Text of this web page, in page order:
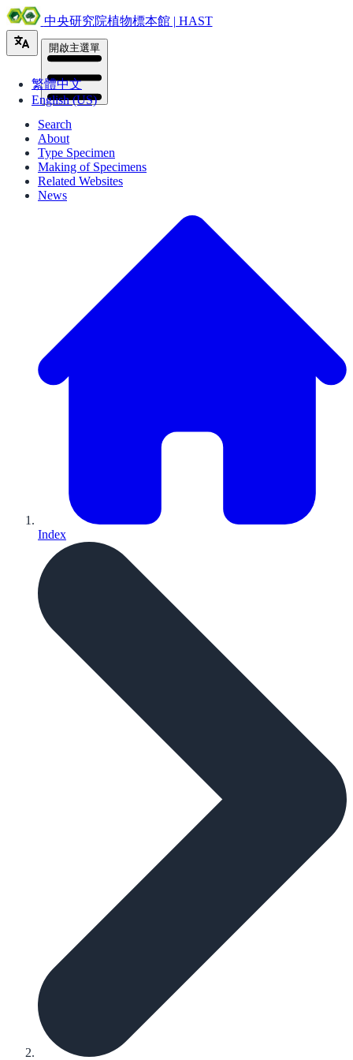
中央研究院植物標本館 | HAST
繁體中文
English (US)
開啟主選單
Search
About
Type Specimen
Making of Specimens
Related Websites
News
Index